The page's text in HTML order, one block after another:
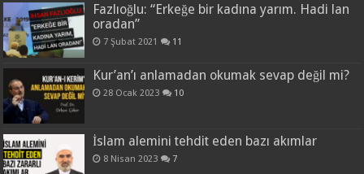
Fazlıoğlu: “Erkeğe bir kadına yarım. Hadi lan
oradan”
7 Şubat 2021 11
Kur’an’ı anlamadan okumak sevap değil mi?
28 Ocak 2023 10
İslam alemini tehdit eden bazı akımlar
8 Nisan 2023 7